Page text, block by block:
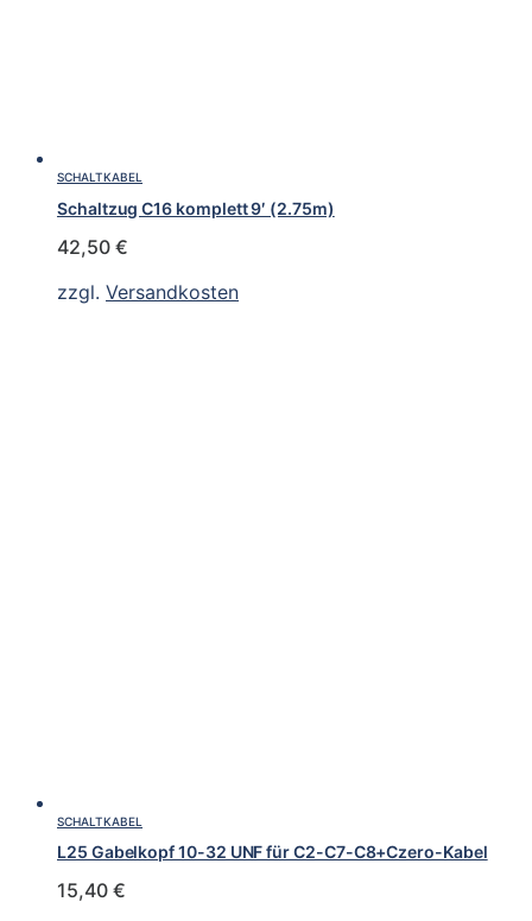
SCHALTKABEL
Schaltzug C16 komplett 9′ (2.75m)
42,50 €
zzgl. Versandkosten
SCHALTKABEL
L25 Gabelkopf 10-32 UNF für C2-C7-C8+Czero-Kabel
15,40 €